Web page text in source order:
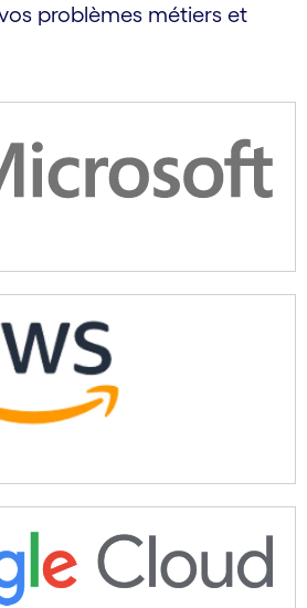
problèmes métiers et